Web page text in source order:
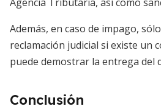
Además, en caso de impago,
reclamación judicial si existe un
puede demostrar la entrega del
Conclusión